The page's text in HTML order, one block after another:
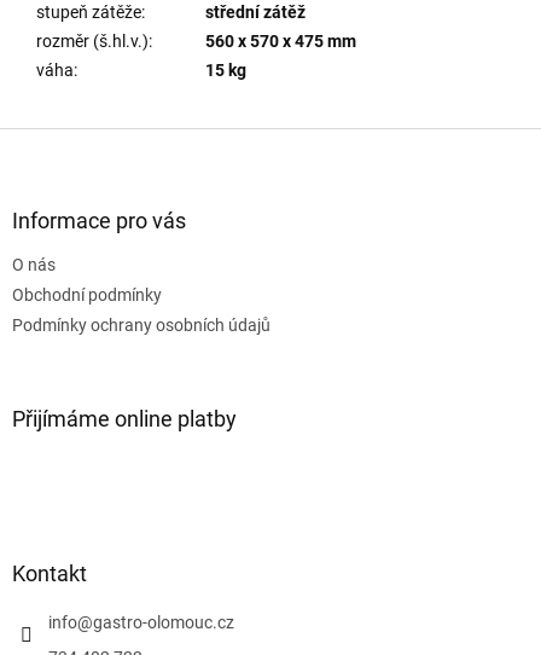
stupeň zátěže:
střední zátěž
rozměr (š.hl.v.):
560 x 570 x 475 mm
váha: 15 kg
Informace pro vás
O nás
Obchodní podmínky
Podmínky ochrany osobních údajů
Přijímáme online platby
Kontakt
info@gastro-olomouc.cz